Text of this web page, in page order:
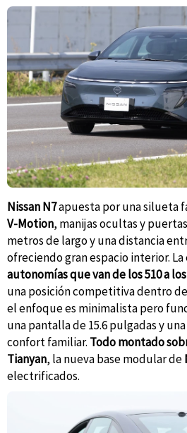
NissanN7apuesta por una silueta
V-Motion, manijas ocultas y
metros de largo y una distancia
ofreciendo gran espacio interior.
autonomías que van de los 510 a
una posición competitiva dentro
el enfoque es minimalista pero
una pantalla de 15.6 pulgadas y
confort familiar. Todo montado
Tianyan, la nueva base modular de
electrificados.